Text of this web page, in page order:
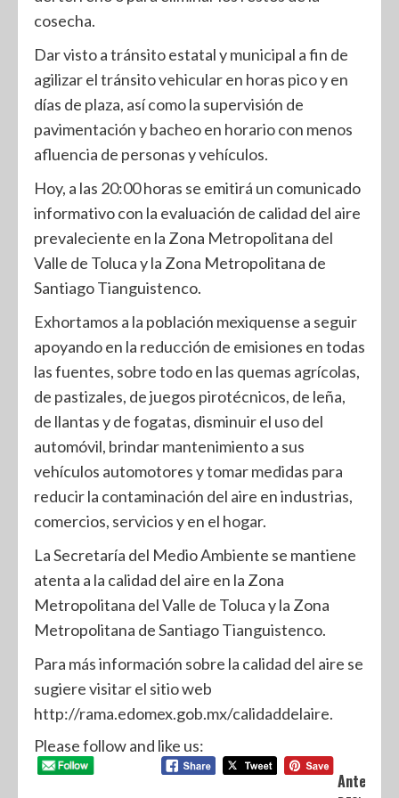
cosecha.
Dar visto a tránsito estatal y municipal a fin de
agilizar el tránsito vehicular en horas pico y en
días de plaza, así como la supervisión de
pavimentación y bacheo en horario con menos
afluencia de personas y vehículos.
Hoy, a las 20:00 horas se emitirá un comunicado
informativo con la evaluación de calidad del aire
prevaleciente en la Zona Metropolitana del
Valle de Toluca y la Zona Metropolitana de
Santiago Tianguistenco.
Exhortamos a la población mexiquense a seguir
apoyando en la reducción de emisiones en todas
las fuentes, sobre todo en las quemas agrícolas,
de pastizales, de juegos pirotécnicos, de leña,
de llantas y de fogatas, disminuir el uso del
automóvil, brindar mantenimiento a sus
vehículos automotores y tomar medidas para
reducir la contaminación del aire en industrias,
comercios, servicios y en el hogar.
La Secretaría del Medio Ambiente se mantiene
atenta a la calidad del aire en la Zona
Metropolitana del Valle de Toluca y la Zona
Metropolitana de Santiago Tianguistenco.
Para más información sobre la calidad del aire se
sugiere visitar el sitio web
http://rama.edomex.gob.mx/calidaddelaire.
Please follow and like us:
Anterior: